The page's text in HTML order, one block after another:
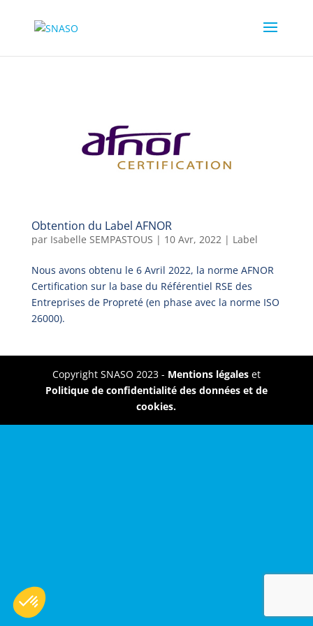
Obtention du Label AFNOR
par Isabelle SEMPASTOUS | 10 Avr, 2022| Label
Nous avons obtenu le 6 Avril 2022, la norme AFNOR
Certification sur la base du Référentiel RSE des
Entreprises de Propreté (en phase avec la norme ISO
26000).
Copyright SNASO 2023 - Mentions légaleset
Politique de confidentialité des données et de
cookies.